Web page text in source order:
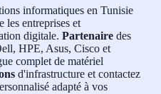
informatiques en Tunisie
les entreprises et
digitale. Partenaire des
HPE, Asus, Cisco et
complet de matériel
d'infrastructure et contactez
adapté à vos